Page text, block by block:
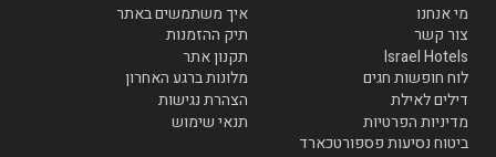
מי אנחנו
איך משתמשים באתר
צור קשר
תיק ההזמנות
Israel Hotels
תקנון אתר
לוח חופשות חגים
מלונות ברגע האחרון
דילים לאילת
הצהרת נגישות
מדיניות הפרטיות
תנאי שימוש
ביטוח נסיעות פספורטכארד